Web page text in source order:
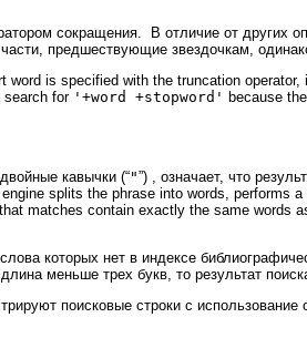
сокращения. В отличие от других
предшествующие звездочкам,
word is specified with the truncation
search for '+word +stopword' because
кавычки (“"”) , означает, что
splits the phrase into words, performs a
matches contain exactly the same words
которых нет в индексе
меньше трех букв, то результат
поисковые строки с использование